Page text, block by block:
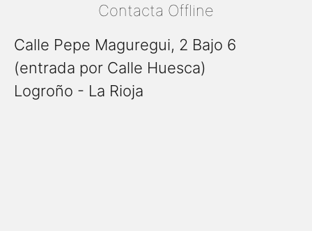
Contacta Offline
Calle Pepe Maguregui, 2 Bajo 6
(entrada por Calle Huesca)
Logroño - La Rioja